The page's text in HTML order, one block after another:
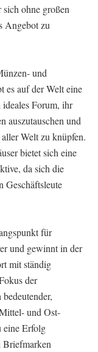
ohne großen
Angebot zu
und
es auf der Welt eine
ideales Forum, ihr
auszutauschen und
Welt zu knüpfen.
bietet sich eine
da sich die
Geschäftsleute
für
und gewinnt in der
mit ständig
der
und Ost-
eine Erfolg
Briefmarken